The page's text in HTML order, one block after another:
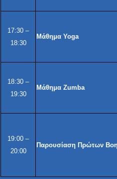
17:30 –
18:30
Μάθημα Yoga
18:30 –
19:30
Μάθημα Zumba
19:00 –
20:00
Παρουσίαση Πρώτων